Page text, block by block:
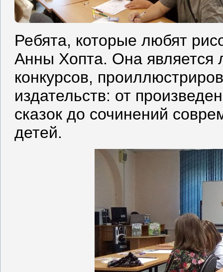
Ребята, которые любят
Анны Хопта. Она является
конкурсов,
издательств: от
сказок до сочинений
детей.